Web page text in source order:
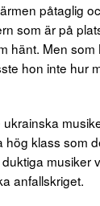
påtaglig
som är på
hänt. Men
hon inte hur
ukrainska
hög klass som
musiker
anfallskriget.